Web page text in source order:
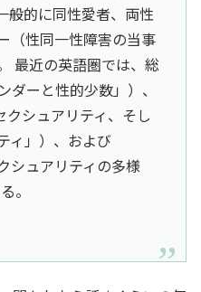
般的に同性愛者、両性
（性同一性障害の当事
最近の英語圏では、総
ダーと性的少数」）、
クシュアリティ、そし
ィ」）、および
シュアリティの多様
。